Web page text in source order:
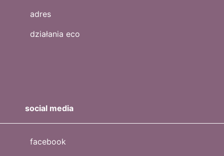
adres
działania eco
social media
facebook